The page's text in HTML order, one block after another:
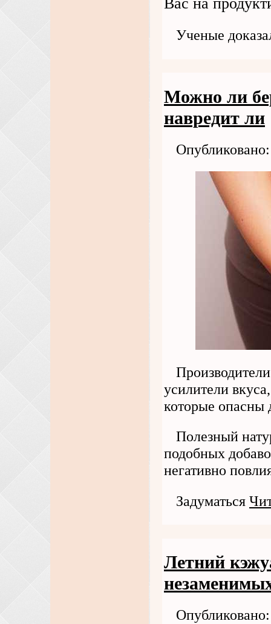
Вас на
Ученые
Можно ли
навредит ли
усилители
которые опасны
Полезный
подобных
негативно
Задуматься
Летний